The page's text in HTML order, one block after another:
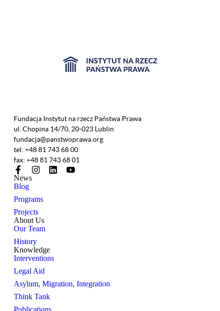
Fundacja Instytut na rzecz Państwa Prawa
ul. Chopina 14/70, 20-023 Lublin
fundacja@panstwoprawa.org
tel: +48 81 743 68 00
fax: +48 81 743 68 01
News
Blog
Programs
Projects
About Us
Our Team
History
Knowledge
Interventions
Legal Aid
Asylum, Migration, Integration
Think Tank
Publications